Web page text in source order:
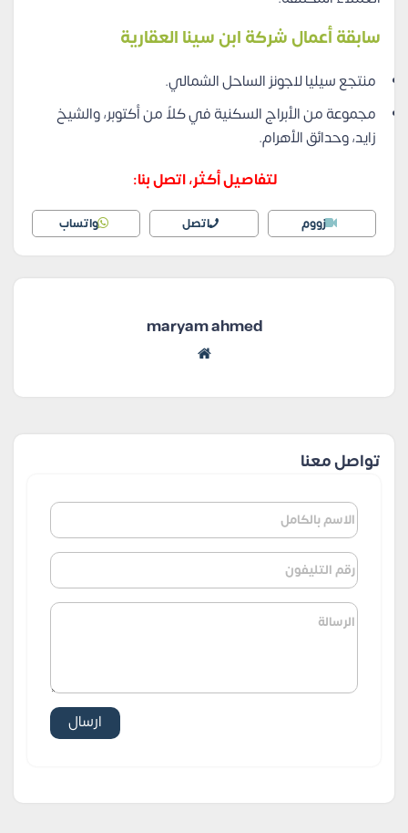
سابقة أعمال شركة ابن سينا العقارية
منتجع سيليا لاجونز الساحل الشمالي.
مجموعة من الأبراج السكنية في كلاً من أكتوبر، والشيخ
زايد، وحدائق الأهرام.
لتفاصيل أكثر، اتصل بنا:
زووم اتصل واتساب
maryam ahmed
تواصل معنا